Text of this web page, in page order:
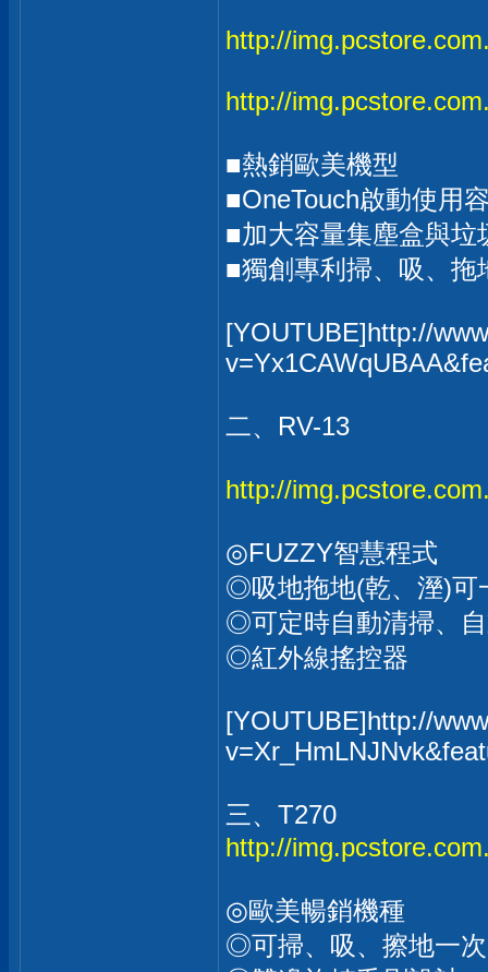
http://
http://
■熱銷歐美機型
■OneTouch啟動使用
■加大容量集塵盒與垃
■獨創專利掃、吸、拖
[YOUTUBE]http://
二、RV-13
http://
◎FUZZY智慧程式
◎吸地拖地(乾、溼)可
◎可定時自動清掃、
◎紅外線搖控器
[YOUTUBE]http://
三、T270
http://
◎歐美暢銷機種
◎可掃、吸、擦地一